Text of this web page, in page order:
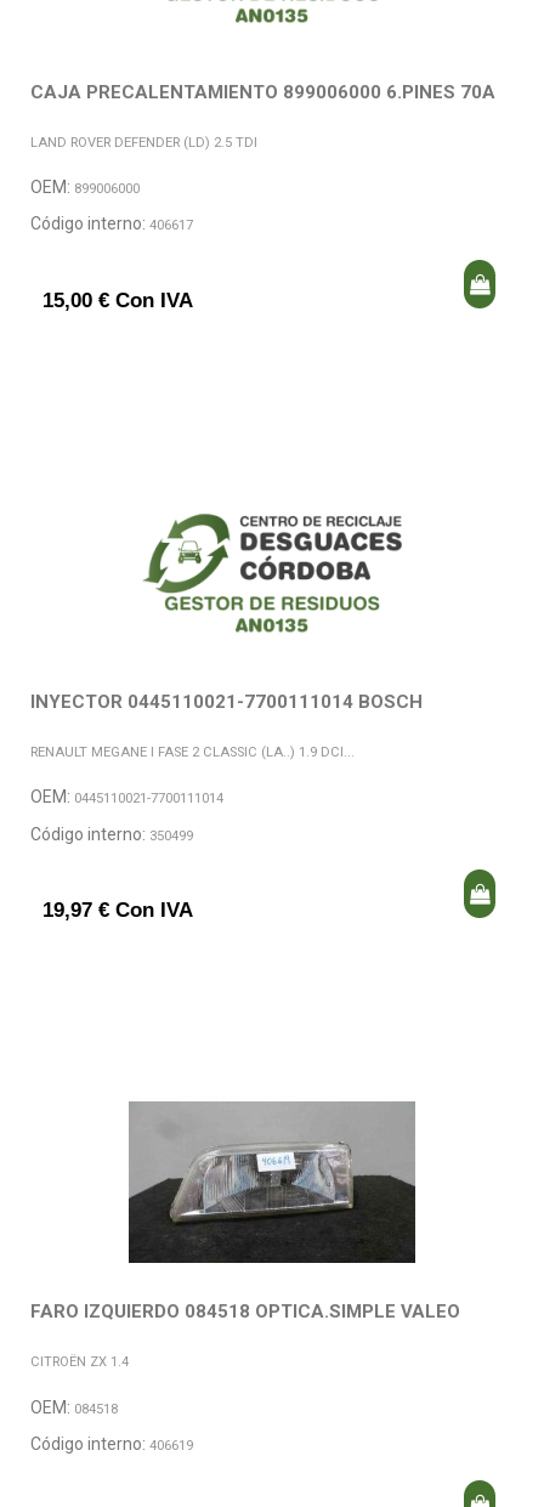
CAJA PRECALENTAMIENTO 899006000 6.PINES 70A
LAND ROVER DEFENDER (LD) 2.5 TDI
OEM: 899006000
Código interno: 406617
15,00 € Con IVA
INYECTOR 0445110021-7700111014 BOSCH
RENAULT MEGANE I FASE 2 CLASSIC (LA..) 1.9 DCI...
OEM: 0445110021-7700111014
Código interno: 350499
19,97 € Con IVA
FARO IZQUIERDO 084518 OPTICA.SIMPLE VALEO
CITROËN ZX 1.4
OEM: 084518
Código interno: 406619